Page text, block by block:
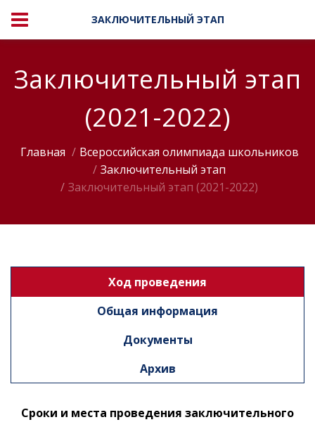
ЗАКЛЮЧИТЕЛЬНЫЙ ЭТАП
Заключительный этап
(2021-2022)
Главная
Всероссийская олимпиада школьников
Заключительный этап
Заключительный этап (2021-2022)
Ход проведения
Общая информация
Документы
Архив
Сроки и места проведения заключительного